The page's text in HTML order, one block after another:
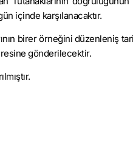
içinde karşılanacaktır.
birer örneğini düzenleniş
gönderilecektir.